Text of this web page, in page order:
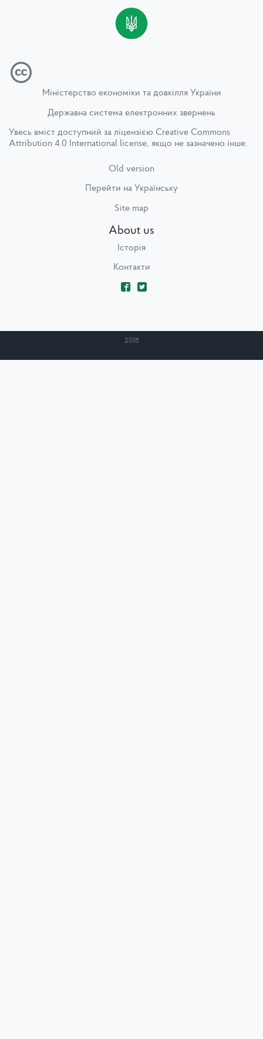
Міністерство економіки та довкілля України
Державна система електронних звернень
Увесь вміст доступний за ліцензією Creative Commons
Attribution 4.0 International license, якщо не зазначено інше.
Old version
Перейти на Українську
Site map
About us
Історія
Контакти
2018